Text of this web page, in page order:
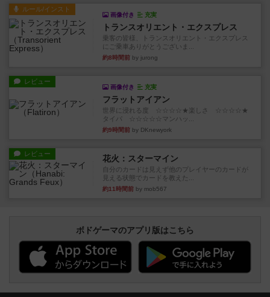
ルール/インスト
画像付き 充実
トランスオリエント・エクスプレス
乗客の皆様、トランスオリエント・エクスプレス
にご乗車ありがとうございま...
約8時間前 by jurong
レビュー
画像付き 充実
フラットアイアン
世界に浸れる度 ☆☆☆☆★楽しさ ☆☆☆☆★
タイパ ☆☆☆☆☆マンハッ...
約9時間前 by DKnewyork
レビュー 花火：スターマイン
自分のカードは見えず他のプレイヤーのカードが
見える状態でカードを教えた...
約11時間前 by mob567
ボドゲーマのアプリ版はこちら